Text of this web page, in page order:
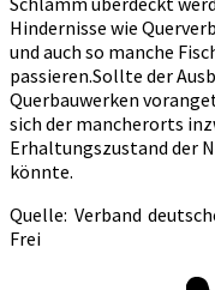
Hindernisse wie
und auch so manche
passieren.Sollte der
Querbauwerken
sich der mancherorts
Erhaltungszustand der
könnte.
Quelle: Verband
Frei